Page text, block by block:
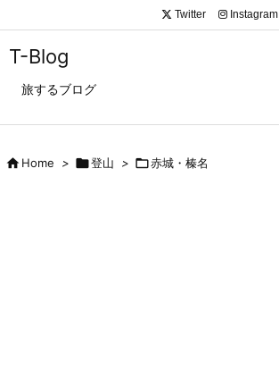
T-Blog
旅するブログ
Twitter Instagram
Home > 登山 > 赤城・榛名